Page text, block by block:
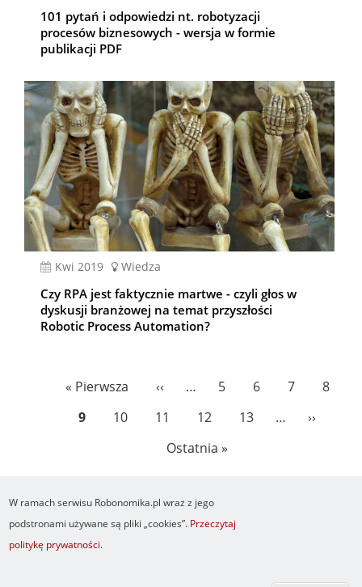
101 pytań i odpowiedzi nt. robotyzacji
procesów biznesowych - wersja w formie
publikacji PDF
kwi 2019 Wiedza
Czy RPA jest faktycznie martwe - czyli głos w
dyskusji branżowej na temat przyszłości
Robotic Process Automation?
Pierwsza
strona
« Pierwsza
Poprzednia
strona
‹‹ … Page
5 Page
6 Page
7 Page
8
Bieżąca
9 Page
10 Page
11 Page
12 Page
13 …
››
Ostatnia
Ostatnia »
Newsletter
W ramach serwisu Robonomika.pl wraz z jego
podstronami używane są pliki „cookies”. Przeczytaj
politykę prywatności.